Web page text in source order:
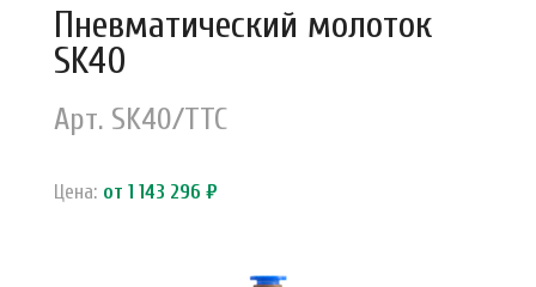
Пневматический молоток
SK40
Арт. SK40/ТТС
Цена: от 1 143 296 ₽